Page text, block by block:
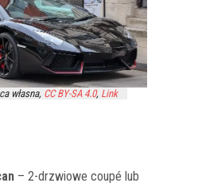
własna, CC BY-SA 4.0, Link
– 2-drzwiowe coupé lub